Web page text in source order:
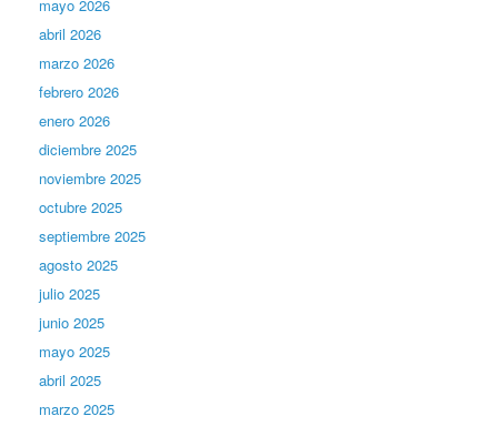
mayo 2026
abril 2026
marzo 2026
febrero 2026
enero 2026
diciembre 2025
noviembre 2025
octubre 2025
septiembre 2025
agosto 2025
julio 2025
junio 2025
mayo 2025
abril 2025
marzo 2025